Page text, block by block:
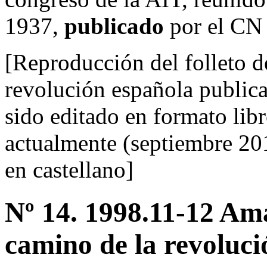
1937, publicado por el
[Reproducción del folleto
revolución española
sido editado en formato
actualmente (septiembre
en castellano]
Nº 14. 1998.11-12
camino de la